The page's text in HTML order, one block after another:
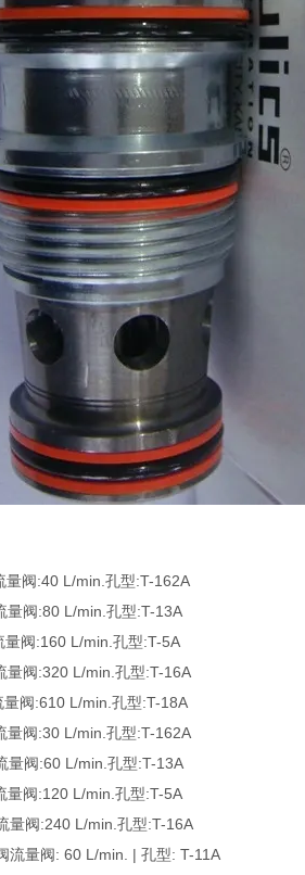
量阀:40 L/min.孔型:T-162A
量阀:80 L/min.孔型:T-13A
量阀:160 L/min.孔型:T-5A
量阀:320 L/min.孔型:T-16A
阀:610 L/min.孔型:T-18A
量阀:30 L/min.孔型:T-162A
量阀:60 L/min.孔型:T-13A
量阀:120 L/min.孔型:T-5A
量阀:240 L/min.孔型:T-16A
流量阀: 60 L/min. | 孔型: T-11A